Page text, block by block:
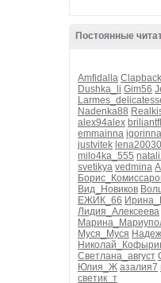
Постоянные
Amfidalla
Dushka_li Gim56
Nadenka88
alex94alex
emmainna igorinna
justvitek
milo4ka_555
svetikya vedmina
Вид_Новиков
ЕЖИК_66
Лидия_Алексеева
Муся_Муся
Светлана_август
Юлия_Ж азалия7
светик_т